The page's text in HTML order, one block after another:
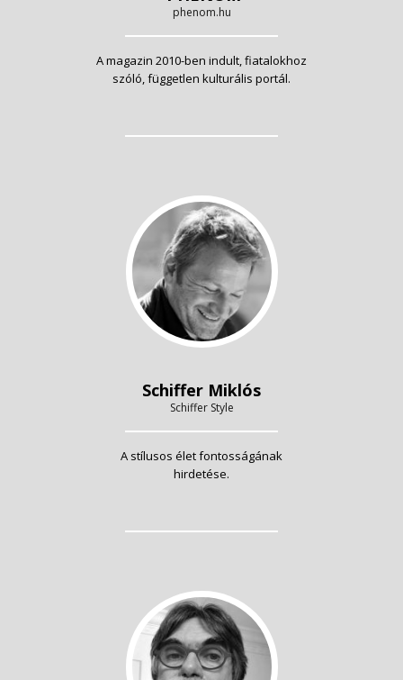
phenom.hu
A magazin 2010-ben indult, fiatalokhoz
szóló, független kulturális portál.
Schiffer Miklós
Schiffer Style
A stílusos élet fontosságának
hirdetése.